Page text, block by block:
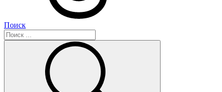
Поиск